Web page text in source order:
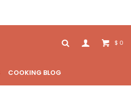
COOKING BLOG
$ 0